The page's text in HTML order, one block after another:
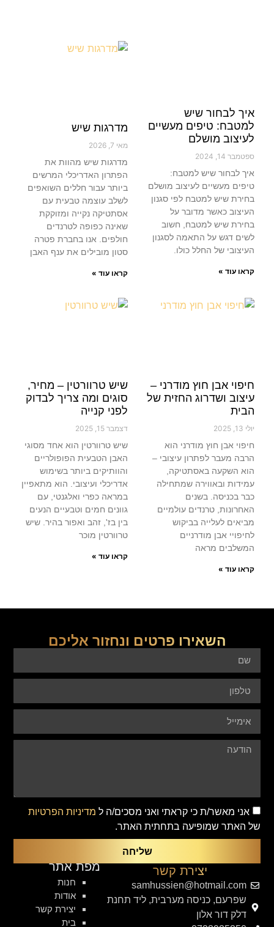
איך לבחור שיש
למטבח: טיפים מעשיים
לעיצוב מושלם
ספטמבר 14, 2024
איך לבחור שיש למטבח:
טיפים מעשיים לעיצוב מושלם
בחירת שיש למטבח לפי סגנון
העיצוב כאשר מדובר על
בחירת שיש למטבח, חשוב
לשים דגש על התאמה לסגנון
העיצובי של החלל כולו.
קראו עוד »
מדרגות שיש
מאי 7, 2026
מדרגות שיש מהוות את
הפתרון האדריכלי המרשים
ביותר עבור חללים השואפים
לשלב עוצמה טבעית עם
אסתטיקה נקייה ומזוקקת
שאינה כפופה לטרנדים
חולפים. אנו בחברת פטרה
סטון מובילים את ענף האבן
קראו עוד »
חיפוי אבן חוץ מודרני –
עיצוב ושדרוג החזית של
הבית
יולי 13, 2025
חיפוי אבן חוץ מודרני הוא
הרבה מעבר לפתרון עיצובי –
הוא השקעה באסתטיקה,
עמידות ובאווירה שמתחילה
כבר בכניסה. בשנים
האחרונות, טרנדים עולמיים
מביאים לעלייה בביקוש
לחיפויי אבן מודרניים
המשלבים מראה
קראו עוד »
שיש טרוורטין – מחיר,
סוגים ומה צריך לבדוק
לפני קנייה
דצמבר 15, 2025
שיש טרוורטין הוא אחד מסוגי
האבן הטבעית הפופולריים
והוותיקים ביותר בשימוש
אדריכלי ועיצובי. הוא מתאפיין
במראה כפרי ואלגנטי, עם
גוונים חמים וטבעיים הנעים
בין בז', זהב ואפור בהיר. שיש
טרוורטין מוכר
קראו עוד »
מפת אתר
חנות
אודות
יצירת קשר
בית
יצירת קשר
samhussien@hotmail.com
שפרעם, כניסה מערבית, ליד תחנת
דלק דור אלון
השאירו פרטים ונחזור אליכם
אני מאשר/ת כי קראתי ואני מסכים/ה ל מדיניות הפרטיות
של האתר שמופיעה בתחתית האתר.
שליחה